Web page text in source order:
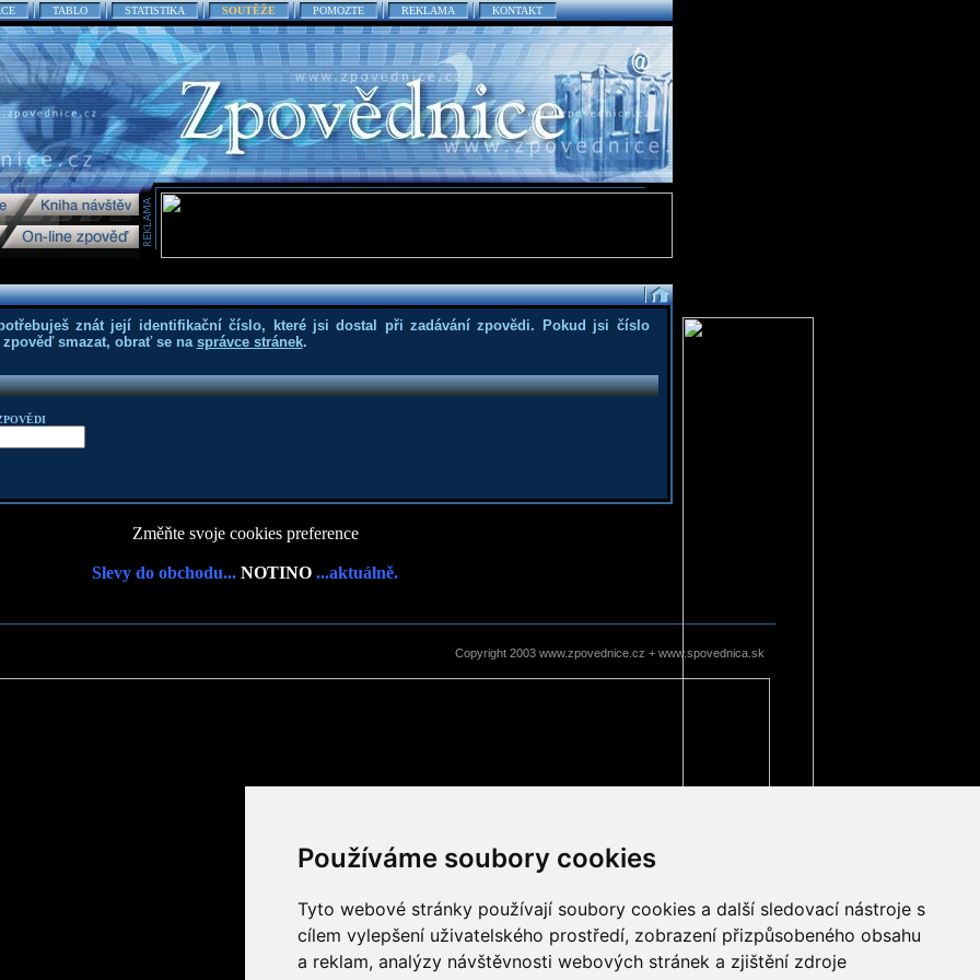
Používáme soubory cookies
Tyto webové stránky používají soubory cookies a další sledovací nástroje s
cílem vylepšení uživatelského prostředí, zobrazení přizpůsobeného obsahu
a reklam, analýzy návštěvnosti webových stránek a zjištění zdroje
TABLO STATISTIKA SOUTĚŽE POMOZTE REKLAMA KONTAKT
znát její identifikační číslo, které jsi dostal při zadávání zpovědi. Pokud jsi číslo
smazat, obrať se na správce stránek.
Změňte svoje cookies preference
Slevy do obchodu... NOTINO ...aktuálně.
Copyright 2003 www.zpovednice.cz + www.spovednica.sk